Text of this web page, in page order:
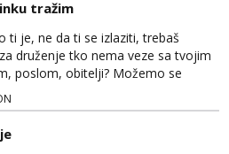
- Kod: #142
puno.Sliku mozemo
najbolje uzivo se upoznati. Na
do 15.8 poslije tog mozemo se
se na mail il...
tražim
ti je, ne da ti se izlaziti, trebaš
druženje tko nema veze sa tvojim
poslom, obitelji? Možemo se
i zabaviti na razne načine. Makni se
samnom. Javi se na
Samo Varaždin i okolica.